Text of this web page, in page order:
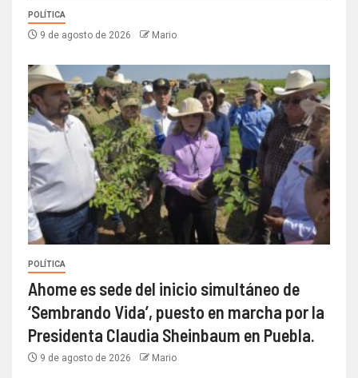
POLÍTICA
9 de agosto de 2026 Mario
POLÍTICA
Ahome es sede del inicio simultáneo de
‘Sembrando Vida’, puesto en marcha por la
Presidenta Claudia Sheinbaum en Puebla.
9 de agosto de 2026 Mario